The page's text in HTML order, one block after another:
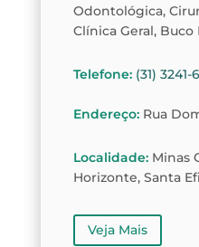
Odontológica,
Clínica Geral, Buco
Telefone: (31) 3241-
Endereço: Rua
Localidade: Minas
Horizonte, Santa
Veja Mais